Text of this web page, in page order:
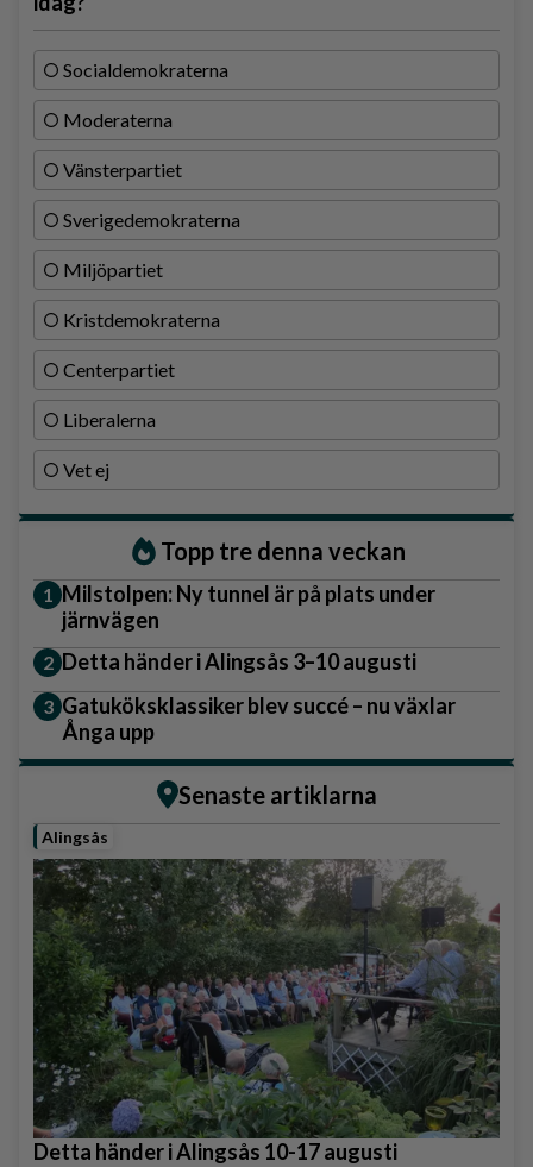
Socialdemokraterna
Moderaterna
Vänsterpartiet
Sverigedemokraterna
Miljöpartiet
Kristdemokraterna
Centerpartiet
Liberalerna
Vet ej
Topp tre denna veckan
Milstolpen: Ny tunnel är på plats under
järnvägen
Detta händer i Alingsås 3–10 augusti
Gatuköksklassiker blev succé – nu växlar
Ånga upp
Senaste artiklarna
Alingsås
Detta händer i Alingsås 10-17 augusti